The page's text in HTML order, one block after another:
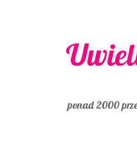
ponad 2000